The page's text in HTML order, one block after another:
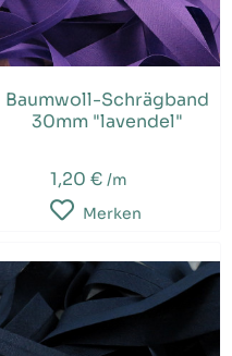
Baumwoll-Schrägband
30mm "lavendel"
1,20 €/m
Merken